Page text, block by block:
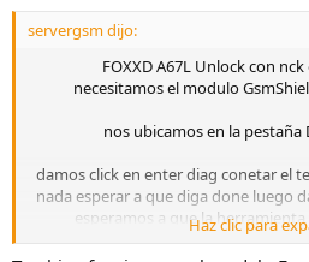
servergsm dijo:
FOXXD A67L Unlock con
necesitamos el modulo
nos ubicamos en la
damos click en enter diag conetar el
nada esperar a que diga done luego
esperamos a que la
desbloqueado solo asi me funciono
Haz clic para